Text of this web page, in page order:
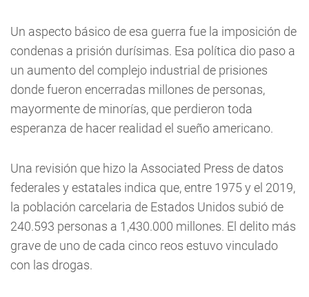
Un aspecto básico de esa guerra fue la imposición de
condenas a prisión durísimas. Esa política dio paso a
un aumento del complejo industrial de prisiones
donde fueron encerradas millones de personas,
mayormente de minorías, que perdieron toda
esperanza de hacer realidad el sueño americano.
Una revisión que hizo la Associated Press de datos
federales y estatales indica que, entre 1975 y el 2019,
la población carcelaria de Estados Unidos subió de
240.593 personas a 1,430.000 millones. El delito más
grave de uno de cada cinco reos estuvo vinculado
con las drogas.